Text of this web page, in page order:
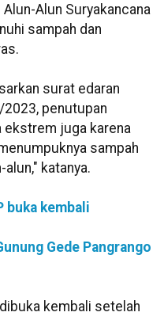
Alun Suryakancana
sampah dan
surat edaran
penutupan
ekstrem juga karena
sampah
katanya.
buka kembali
Gede Pangrango
kembali setelah